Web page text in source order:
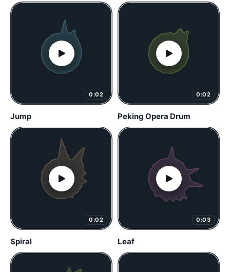
0:02
Jump
0:02
Peking Opera Drum
0:02
Spiral
0:03
Leaf